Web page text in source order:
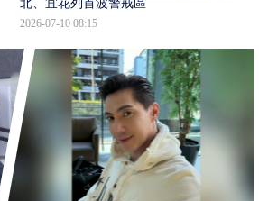
北、宜花列首波警戒區
2026-07-10 08:15